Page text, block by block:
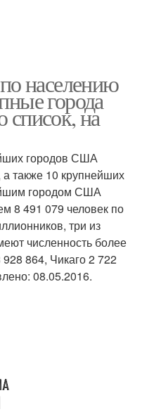
населению
города
на
городов США
также 10 крупнейших
городом США
8 491 079 человек по
три из
численность более
864, Чикаго 2 722
08.05.2016.